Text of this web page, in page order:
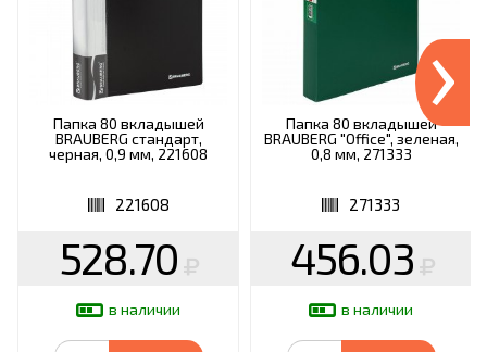
Папка 80 вкладышей
BRAUBERG стандарт,
черная, 0,9 мм, 221608
221608
528.70
в наличии
Папка 80 вкладышей
BRAUBERG "Office", зеленая,
0,8 мм, 271333
271333
456.03
в наличии
›